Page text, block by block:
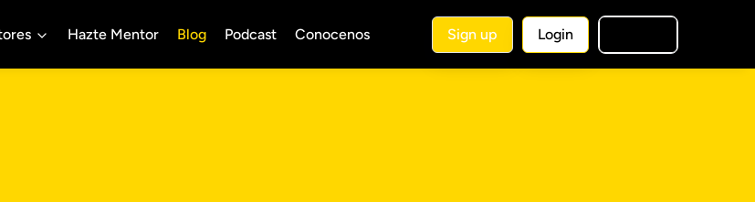
Hazte Mentor Blog Podcast Conocenos Sign up Login